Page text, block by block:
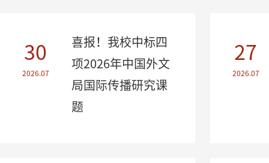
30
2026.07
喜报！我校中标四
项2026年中国外文
局国际传播研究课
题
27
2026.07